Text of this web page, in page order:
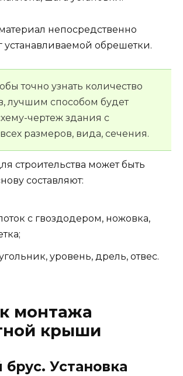
непосредственно
устанавливаемой обрешетки.
точно узнать количество
лучшим способом будет
чертеж здания с
размеров, вида, сечения.
строительства может быть
составляют:
с гвоздодером, ножовка,
уровень, дрель, отвес.
монтажа
крыши
Установка